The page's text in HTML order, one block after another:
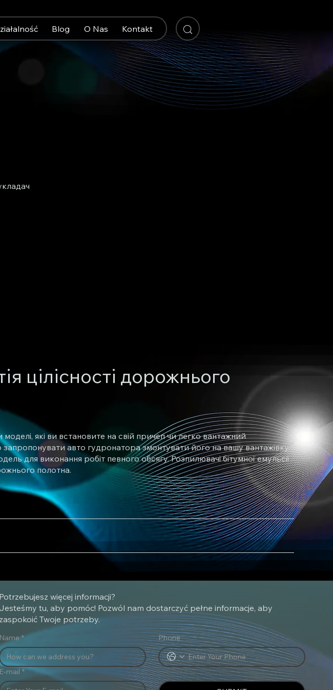
Blog O Nas Kontakt
цілісності дорожнього
які ви встановите на свій причеп чи легко вантажний
авто гудронатора змонтувати його на вашу вантажівку.
для виконання робіт певного обсягу. Розпилювачі бітумної емульсії
полотна.
Potrzebujesz więcej informacji?
Jesteśmy tu, aby pomóc! Pozwól nam dostarczyć pełne informacje, aby
zaspokoić Twoje potrzeby.
Name * Phone
E-mail *